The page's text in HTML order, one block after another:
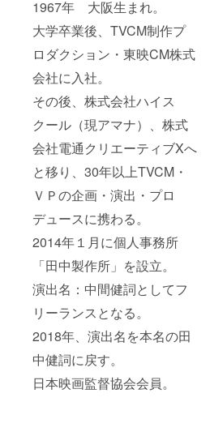
1967年 大阪生まれ。
大学卒業後、TVCM制作プ
ロダクション・東映CM株式
会社に入社。
その後、株式会社ハイス
クール（現アマナ）、株式
会社電通クリエーティブXへ
と移り、30年以上TVCM・
ＶＰの企画・演出・プロ
デュースに携わる。
2014年１月に個人事務所
「田中製作所」を設立。
演出名：中間健詞としてフ
リーランスとなる。
2018年、演出名を本名の田
中健詞に戻す。
日本映画監督協会会員。